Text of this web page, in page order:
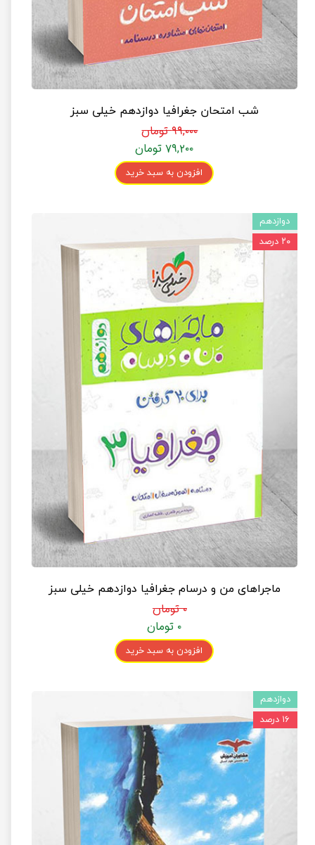
شب امتحان جغرافیا دوازدهم خیلی سبز
۹۹,۰۰۰ تومان
۷۹,۲۰۰ تومان
افزودن به سبد خرید
ماجراهای من و درسام جغرافیا دوازدهم خیلی سبز
۰ تومان
۰ تومان
افزودن به سبد خرید
دوازدهم
۲۰ درصد
دوازدهم
۱۶ درصد